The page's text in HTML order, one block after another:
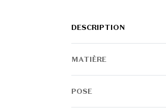
DESCRIPTION
MATIÈRE
POSE